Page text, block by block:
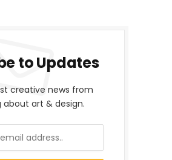
to Updates
creative news from
about art & design.